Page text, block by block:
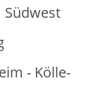
Südwest
- Kölle-